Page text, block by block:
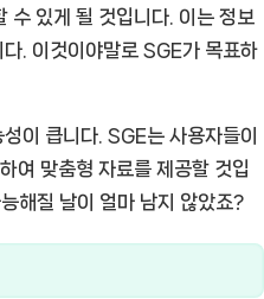
수 있게 될 것입니다. 이는 정보
. 이것이야말로 SGE가 목표하
이 큽니다. SGE는 사용자들이
여 맞춤형 자료를 제공할 것입
해질 날이 얼마 남지 않았죠?